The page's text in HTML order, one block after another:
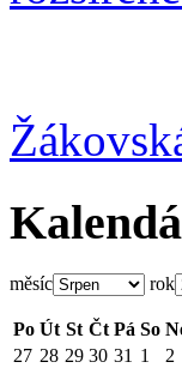
měsíc rok
Po Út St Čt Pá So
27 28 29 30 31 1
2